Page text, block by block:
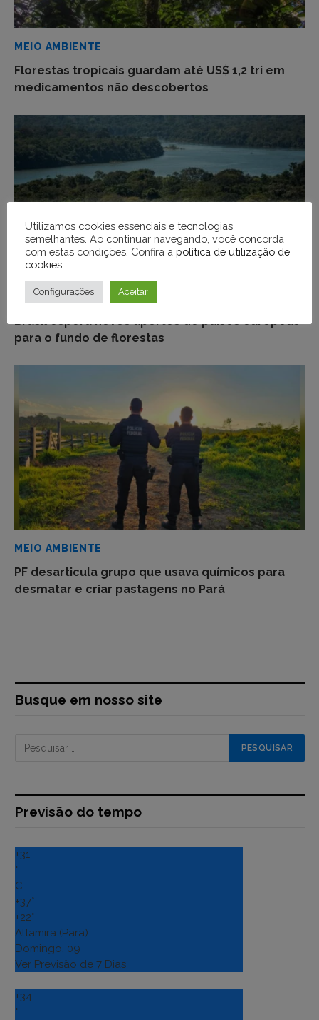
MEIO AMBIENTE
Florestas tropicais guardam até US$ 1,2 tri em
medicamentos não descobertos
MEIO AMBIENTE
Brasil espera novos aportes de países europeus
para o fundo de florestas
MEIO AMBIENTE
PF desarticula grupo que usava químicos para
desmatar e criar pastagens no Pará
Busque em nosso site
Previsão do tempo
+31
°
C
+37°
+22°
Altamira (Para)
Domingo, 09
Ver Previsão de 7 Dias
+34
°
Utilizamos cookies essenciais e tecnologias
semelhantes. Ao continuar navegando, você concorda
com estas condições. Confira a política de utilização de
cookies
Configurações Aceitar